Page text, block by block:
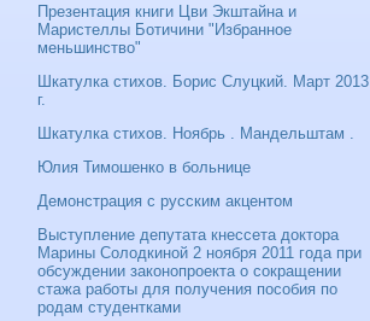
Презентация книги Цви Экштайна и
Маристеллы Ботичини "Избранное
меньшинство"
Шкатулка стихов. Борис Слуцкий. Март 2013
г.
Шкатулка стихов. Ноябрь . Мандельштам .
Юлия Тимошенко в больнице
Демонстрация с русским акцентом
Выступление депутата кнессета доктора
Марины Солодкиной 2 ноября 2011 года при
обсуждении законопроекта о сокращении
стажа работы для получения пособия по
родам студентками